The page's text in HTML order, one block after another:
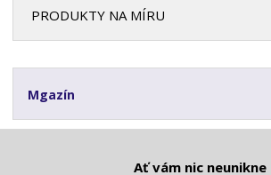
PRODUKTY NA MÍRU
Mgazín
Ať vám nic neunikne